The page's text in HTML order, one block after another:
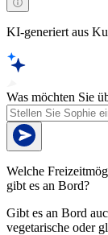
KI-generiert aus
Was möchten Sie
Welche
gibt es an Bord?
Gibt es an Bord
vegetarische oder